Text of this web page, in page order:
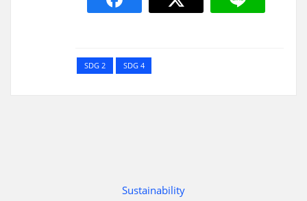
SDG 2 SDG 4
Sustainability